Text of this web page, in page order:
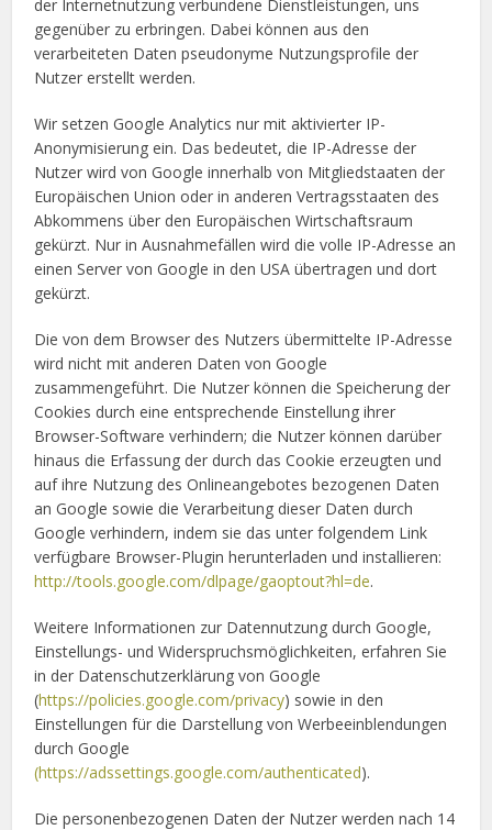
der Internetnutzung verbundene Dienstleistungen, uns
gegenüber zu erbringen. Dabei können aus den
verarbeiteten Daten pseudonyme Nutzungsprofile der
Nutzer erstellt werden.
Wir setzen Google Analytics nur mit aktivierter IP-
Anonymisierung ein. Das bedeutet, die IP-Adresse der
Nutzer wird von Google innerhalb von Mitgliedstaaten der
Europäischen Union oder in anderen Vertragsstaaten des
Abkommens über den Europäischen Wirtschaftsraum
gekürzt. Nur in Ausnahmefällen wird die volle IP-Adresse an
einen Server von Google in den USA übertragen und dort
gekürzt.
Die von dem Browser des Nutzers übermittelte IP-Adresse
wird nicht mit anderen Daten von Google
zusammengeführt. Die Nutzer können die Speicherung der
Cookies durch eine entsprechende Einstellung ihrer
Browser-Software verhindern; die Nutzer können darüber
hinaus die Erfassung der durch das Cookie erzeugten und
auf ihre Nutzung des Onlineangebotes bezogenen Daten
an Google sowie die Verarbeitung dieser Daten durch
Google verhindern, indem sie das unter folgendem Link
verfügbare Browser-Plugin herunterladen und installieren:
http://tools.google.com/dlpage/gaoptout?hl=de.
Weitere Informationen zur Datennutzung durch Google,
Einstellungs- und Widerspruchsmöglichkeiten, erfahren Sie
in der Datenschutzerklärung von Google
(https://policies.google.com/privacy) sowie in den
Einstellungen für die Darstellung von Werbeeinblendungen
durch Google
(https://adssettings.google.com/authenticated).
Die personenbezogenen Daten der Nutzer werden nach 14